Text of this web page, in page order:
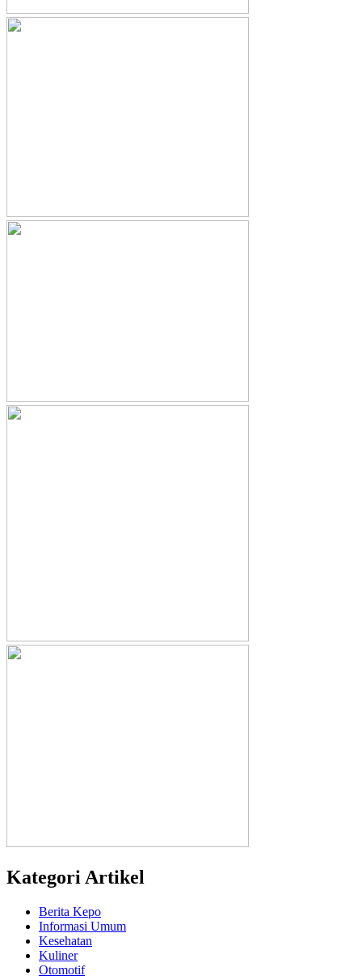
Kategori Artikel
Berita Kepo
Informasi Umum
Kesehatan
Kuliner
Otomotif